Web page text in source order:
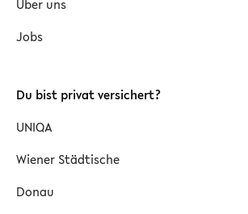
Über uns
Jobs
Du bist privat versichert?
UNIQA
Wiener Städtische
Donau